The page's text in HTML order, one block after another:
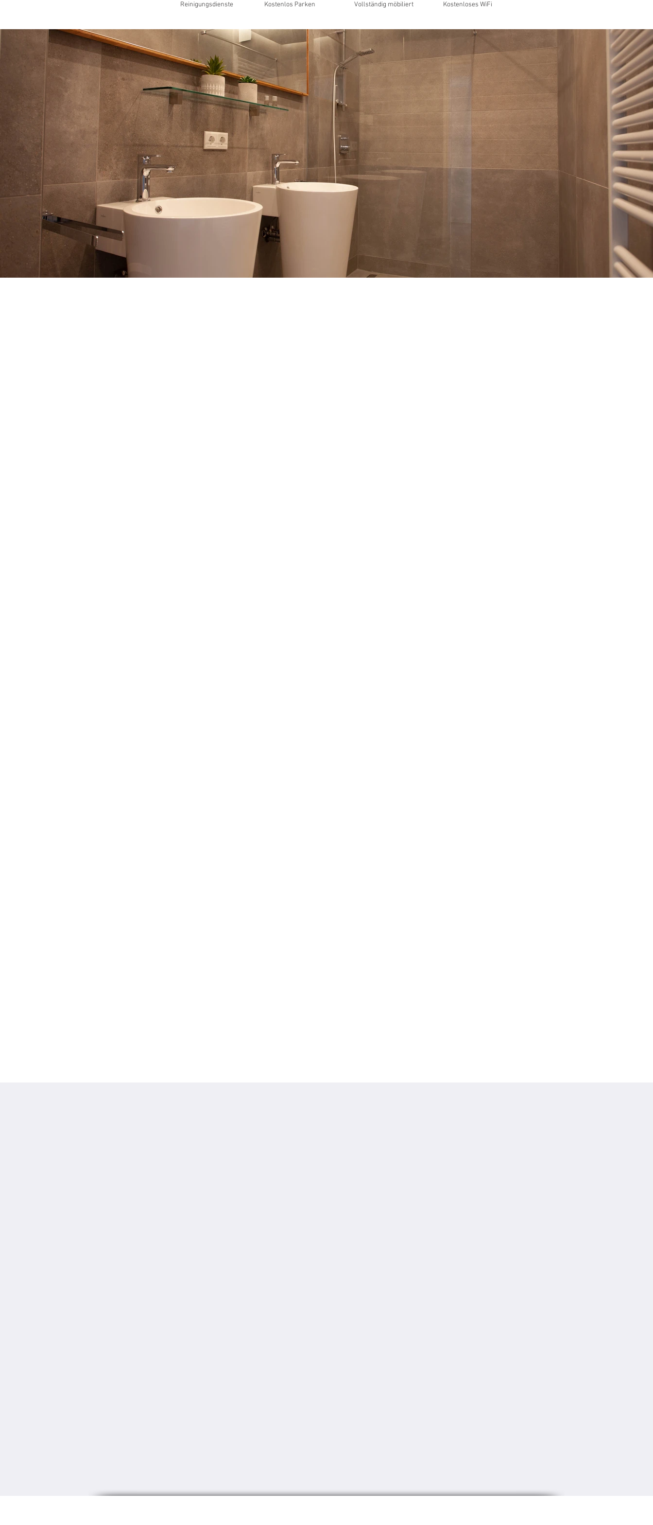
Reinigungsdienste Kostenlos Parken Vollständig möbiliert Kostenloses WiFi